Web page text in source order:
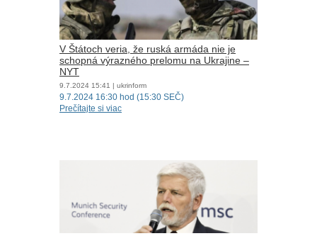
V Štátoch veria, že ruská armáda nie je
schopná výrazného prelomu na Ukrajine –
NYT
9.7.2024 15:41 | ukrinform
9.7.2024 16:30 hod (15:30 SEČ)
Prečítajte si viac